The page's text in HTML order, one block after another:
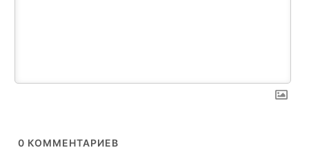
0 КОММЕНТАРИЕВ